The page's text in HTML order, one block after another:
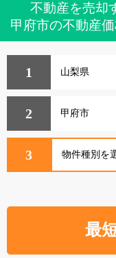
不動産を売却
甲府市の不動産
1
2
3